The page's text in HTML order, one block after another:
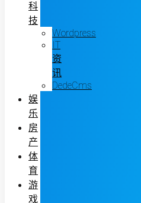
科
技
Wordpress
IT
资
讯
DedeCms
娱
乐
房
产
体
育
游
戏